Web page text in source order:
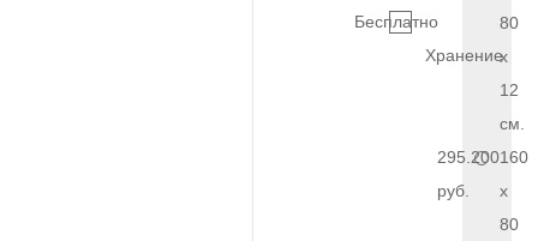
Бесплатно
Хранение
80
x
12
см.
295.200
руб.
160
x
80